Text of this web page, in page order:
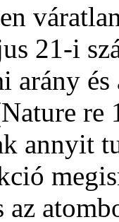
21-i
és
annyit